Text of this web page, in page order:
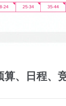
算、日程、